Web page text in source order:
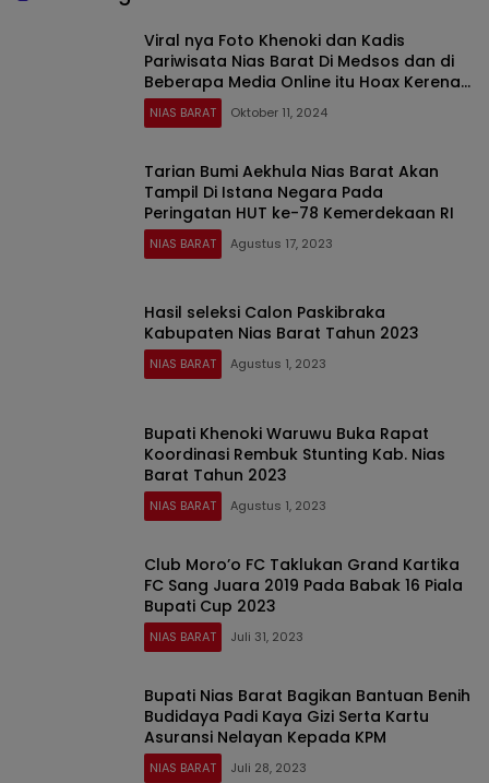
Viral nya Foto Khenoki dan Kadis
Pariwisata Nias Barat Di Medsos dan di
Beberapa Media Online itu Hoax Kerena
Kepentingan Politik
NIAS BARAT Oktober 11, 2024
Tarian Bumi Aekhula Nias Barat Akan
Tampil Di Istana Negara Pada
Peringatan HUT ke-78 Kemerdekaan RI
NIAS BARAT Agustus 17, 2023
Hasil seleksi Calon Paskibraka
Kabupaten Nias Barat Tahun 2023
NIAS BARAT Agustus 1, 2023
Bupati Khenoki Waruwu Buka Rapat
Koordinasi Rembuk Stunting Kab. Nias
Barat Tahun 2023
NIAS BARAT Agustus 1, 2023
Club Moro’o FC Taklukan Grand Kartika
FC Sang Juara 2019 Pada Babak 16 Piala
Bupati Cup 2023
NIAS BARAT Juli 31, 2023
Bupati Nias Barat Bagikan Bantuan Benih
Budidaya Padi Kaya Gizi Serta Kartu
Asuransi Nelayan Kepada KPM
NIAS BARAT Juli 28, 2023